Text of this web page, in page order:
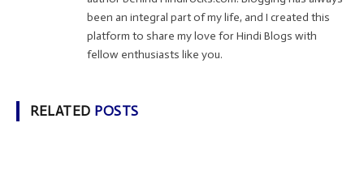
been an integral part of my life, and I created this
platform to share my love for Hindi Blogs with
fellow enthusiasts like you.
RELATED POSTS